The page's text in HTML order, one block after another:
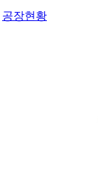
공장현황